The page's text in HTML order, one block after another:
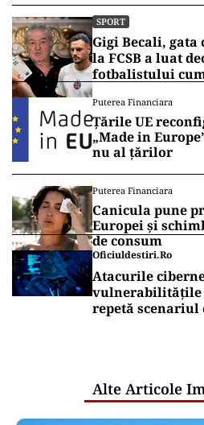
SPORT
Gigi Becali,
la FCSB a luat
fotbalistului
Puterea Financiara
Țările UE
„Made in
nu al țărilor
Puterea Financiara
Canicula pune
Europei și
de consum
Oficiuldestiri.ro
Atacurile
vulnerabilitățile
repetă scenariul
Alte Articole